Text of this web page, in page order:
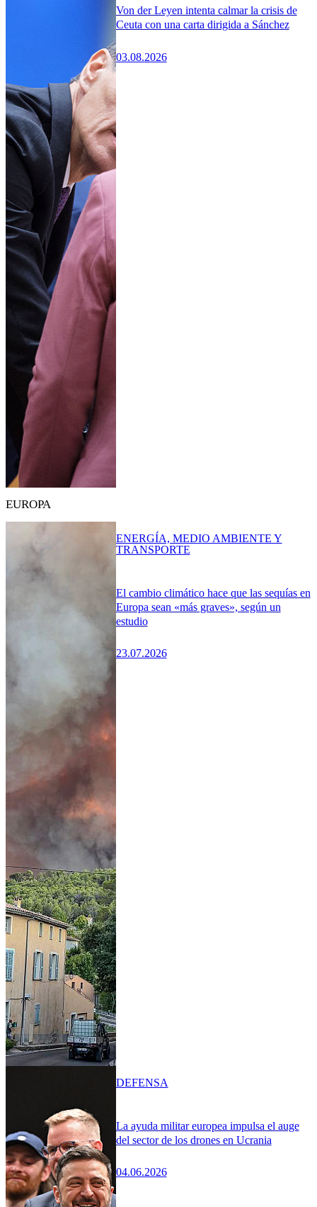
Von der Leyen intenta calmar la crisis de
Ceuta con una carta dirigida a Sánchez
03.08.2026
EUROPA
El cambio climático hace que las sequías en
Europa sean «más graves», según un
estudio
23.07.2026
ENERGÍA, MEDIO AMBIENTE Y
TRANSPORTE
La ayuda militar europea impulsa el auge
del sector de los drones en Ucrania
04.06.2026
DEFENSA